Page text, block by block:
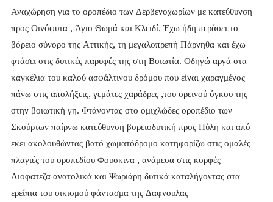
Αναχώρηση για το οροπέδιο των Δερβενοχωρίων με κατεύθυνση
προς Οινόφυτα , Άγιο Θωμά και Κλειδί. Έχω ήδη περάσει το
βόρειο σύνορο της Αττικής, τη μεγαλοπρεπή Πάρνηθα και έχω
φτάσει στις δυτικές παρυφές της στη Βοιωτία. Οδηγώ αργά στα
καγκέλια του καλού ασφάλτινου δρόμου που είναι χαραγμένος
πάνω στις απολήξεις, γεμάτες χαράδρες ,του ορεινού όγκου της
στην βοιωτική γη. Φτάνοντας στο ομιχλώδες οροπέδιο των
Σκούρτων παίρνω κατεύθυνση βορειοδυτική προς Πύλη και από
εκει ακολουθώντας βατό χωματόδρομο κατηφορίζω στις ομαλές
πλαγιές του οροπεδίου Φουσκινα , ανάμεσα στις κορφές
Λιοφατεζα ανατολικά και Ψωριάρη δυτικά καταλήγοντας στα
ερείπια του οικισμού φάντασμα της Δαφνουλας